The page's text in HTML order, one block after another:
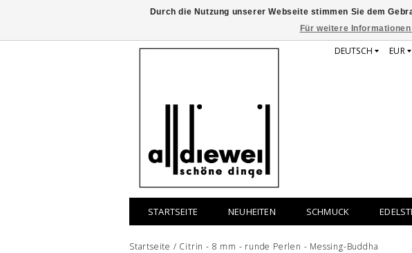
DEUTSCH EUR
STARTSEITE NEUHEITEN SCHMUCK
Startseite / Citrin - 8 mm - runde Perlen - Messing-Buddha
Durch die Nutzung unserer Webseite stimmen Sie dem
Für weitere